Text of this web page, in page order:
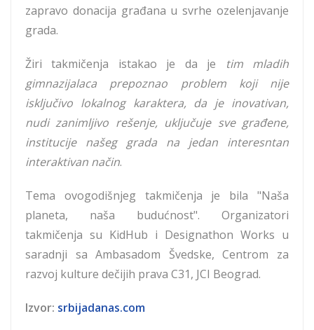
zapravo donacija građana u svrhe ozelenjavanje
grada.
Žiri takmičenja istakao je da je tim mladih
gimnazijalaca prepoznao problem koji nije
isključivo lokalnog karaktera, da je inovativan,
nudi zanimljivo rešenje, uključuje sve građene,
institucije našeg grada na jedan interesntan
interaktivan način.
Tema ovogodišnjeg takmičenja je bila "Naša
planeta, naša budućnost". Organizatori
takmičenja su KidHub i Designathon Works u
saradnji sa Ambasadom Švedske, Centrom za
razvoj kulture dečijih prava C31, JCI Beograd.
Izvor: srbijadanas.com